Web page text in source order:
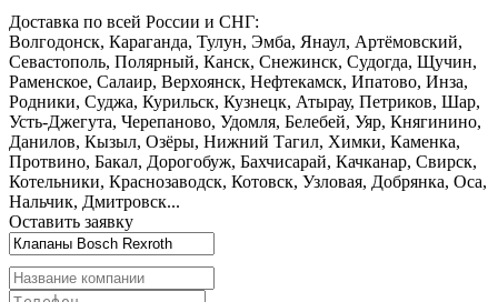
Доставка по всей России и СНГ:
Волгодонск, Караганда, Тулун, Эмба, Янаул, Артёмовский,
Севастополь, Полярный, Канск, Снежинск, Судогда, Щучин,
Раменское, Салаир, Верхоянск, Нефтекамск, Ипатово, Инза,
Родники, Суджа, Курильск, Кузнецк, Атырау, Петриков, Шар,
Усть-Джегута, Черепаново, Удомля, Белебей, Уяр, Княгинино,
Данилов, Кызыл, Озёры, Нижний Тагил, Химки, Каменка,
Протвино, Бакал, Дорогобуж, Бахчисарай, Качканар, Свирск,
Котельники, Краснозаводск, Котовск, Узловая, Добрянка, Оса,
Нальчик, Дмитровск...
Оставить заявку